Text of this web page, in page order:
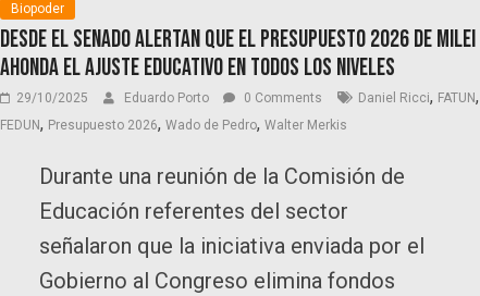
Biopoder
Desde el Senado alertan que el Presupuesto 2026 de Milei
ahonda el ajuste educativo en todos los niveles
29/10/2025 Eduardo Porto 0 Comments Daniel Ricci, FATUN,
FEDUN, Presupuesto 2026, Wado de Pedro, Walter Merkis
Durante una reunión de la Comisión de
Educación referentes del sector
señalaron que la iniciativa enviada por el
Gobierno al Congreso elimina fondos